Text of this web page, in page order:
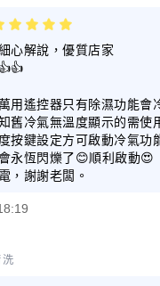
心解說，優質店家
用遙控器只有除濕功能會
舊冷氣無溫度顯示的需使
按鍵設定方可啟動冷氣功
永恆閃爍了😊順利啟動😍
，謝謝老闆。
洗